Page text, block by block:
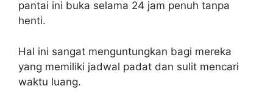
pantai ini buka selama 24 jam penuh tanpa
henti.
Hal ini sangat menguntungkan bagi mereka
yang memiliki jadwal padat dan sulit mencari
waktu luang.